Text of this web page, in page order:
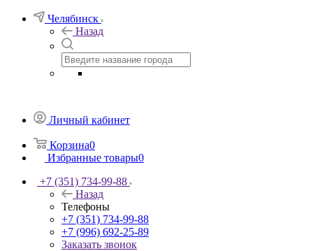
Челябинск
Назад
Личный кабинет
Корзина0
Избранные товары0
+7 (351) 734-99-88
Назад
Телефоны
+7 (351) 734-99-88
+7 (996) 692-25-89
Заказать звонок